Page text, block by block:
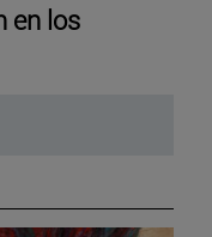
en los